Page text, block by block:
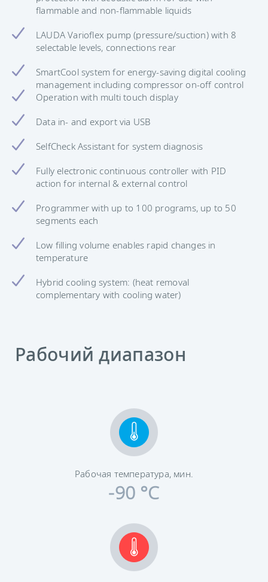
flammable and non-flammable liquids
LAUDA Varioflex pump (pressure/suction) with 8
selectable levels, connections rear
SmartCool system for energy-saving digital cooling
management including compressor on-off control
Operation with multi touch display
Data in- and export via USB
SelfCheck Assistant for system diagnosis
Fully electronic continuous controller with PID
action for internal & external control
Programmer with up to 100 programs, up to 50
segments each
Low filling volume enables rapid changes in
temperature
Hybrid cooling system: (heat removal
complementary with cooling water)
Рабочий диапазон
Рабочая температура, мин.
-90 °C